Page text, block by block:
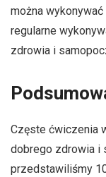
można
regularne
zdrowia i
Częste ćwiczenia
dobrego zdrowia i
przedstawiliśmy